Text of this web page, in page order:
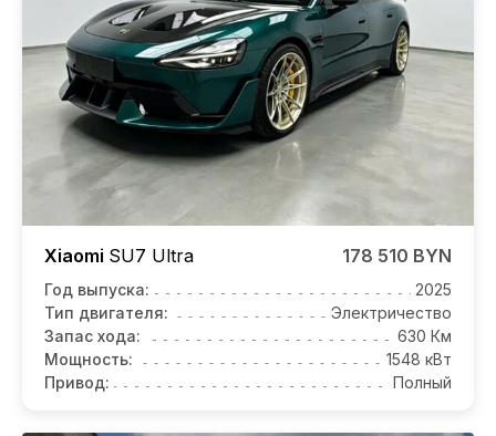
Xiaomi SU7 Ultra 178 510 BYN
Год выпуска:
2025
Тип двигателя:
Электричество
Запас хода:
630 Км
Мощность:
1548 кВт
Привод:
Полный